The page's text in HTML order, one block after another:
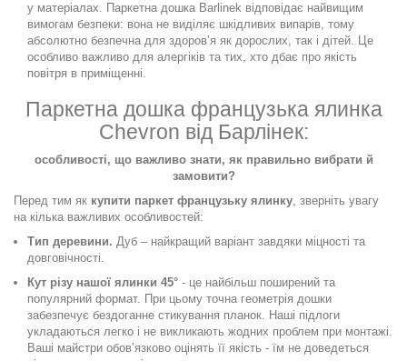
у матеріалах. Паркетна дошка Barlinek відповідає найвищим
вимогам безпеки: вона не виділяє шкідливих випарів, тому
абсолютно безпечна для здоров’я як дорослих, так і дітей. Це
особливо важливо для алергіків та тих, хто дбає про якість
повітря в приміщенні.
Паркетна дошка французька ялинка
Chevron від Барлінек:
особливості, що важливо знати, як правильно вибрати й
замовити?
Перед тим як купити паркет французьку ялинку, зверніть увагу
на кілька важливих особливостей:
Тип деревини. Дуб – найкращий варіант завдяки міцності та
довговічності.
Кут різу нашої ялинки 45° - це найбільш поширений та
популярний формат. При цьому точна геометрія дошки
забезпечує бездоганне стикування планок. Наші підлоги
укладаються легко і не викликають жодних проблем при монтажі.
Ваші майстри обов’язково оцінять її якість - їм не доведеться